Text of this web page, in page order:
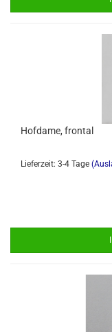
Hofdame, frontal
Lieferzeit: 3-4 Tage